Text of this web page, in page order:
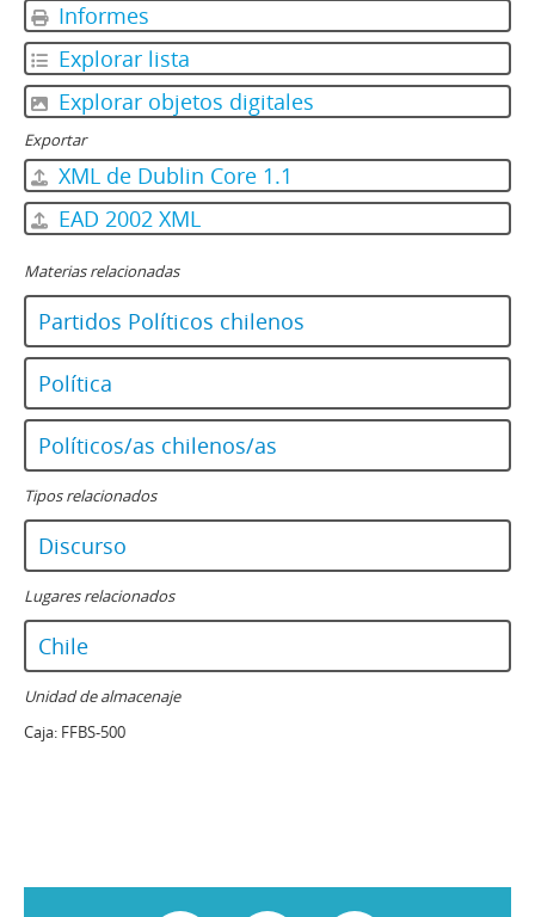
Informes
Explorar lista
Explorar objetos digitales
Exportar
XML de Dublin Core 1.1
EAD 2002 XML
Materias relacionadas
Partidos Políticos chilenos
Política
Políticos/as chilenos/as
Tipos relacionados
Discurso
Lugares relacionados
Chile
Unidad de almacenaje
Caja: FFBS-500